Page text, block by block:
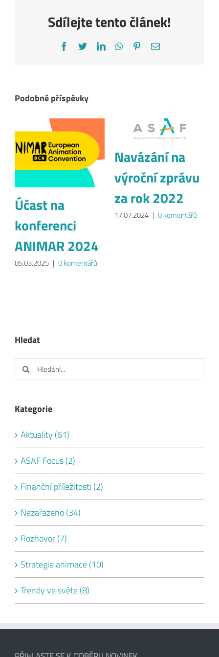
Sdílejte tento článek!
Facebook
TwitterLinkedInWhatsApp
Pinterest
E-
Podobné příspěvky
Účast na
konferenci
ANIMAR 2024
05.03.2025 | 0 komentářů
Navázání na
výroční zprávu
za rok 2022
17.07.2024 | 0 komentářů
Hledat
Hledat:
Kategorie
Aktuality (61)
ASAF Focus (2)
Finanční příležitosti (2)
Nezařazeno (34)
Rozhovor (7)
Strategie animace (10)
Trendy ve světe (8)